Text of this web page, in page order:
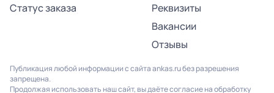
Статус заказа
Реквизиты
Вакансии
Отзывы
Публикация любой информации с сайта ankas.ru без разрешения
запрещена.
Продолжая использовать наш сайт, вы даёте согласие на обработку